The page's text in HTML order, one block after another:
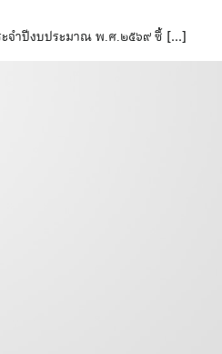
จำปีงบประมาณ พ.ศ.๒๕๖๙ ซื้ […]